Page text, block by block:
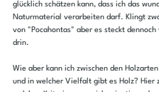
glücklich schätzen kann, dass ich das
Naturmaterial verarbeiten darf. Klingt
von "Pocahontas" aber es steckt
drin.
Wie aber kann ich zwischen den
und in welcher Vielfalt gibt es Holz? Hier